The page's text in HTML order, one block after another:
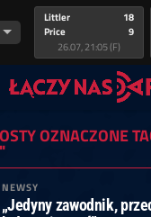
Littler
Price
18
9
26.07, 21:05 (F)
OZNACZONE
NEWSY
„Jedyny zawodnik,